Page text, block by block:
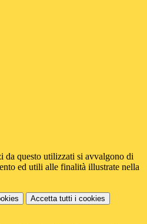
da questo utilizzati si avvalgono di
ed utili alle finalità illustrate nella
Accetta tutti i cookies